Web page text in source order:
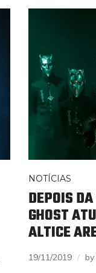
NOTÍCIAS
DEPOIS
GHOST
ALTICE
19/11/2019 by